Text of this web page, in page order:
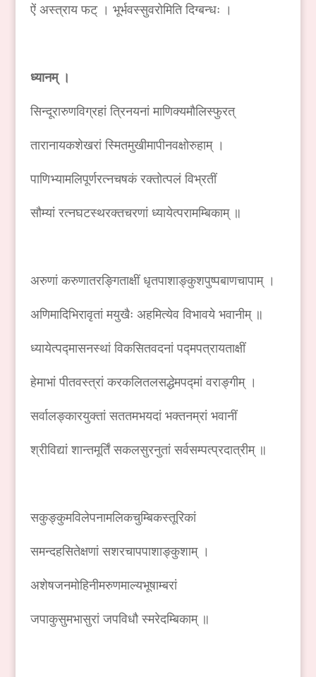
ऐं अस्त्राय फट् । भूर्भवस्सुवरोमिति दिग्बन्धः ।
ध्यानम् ।
सिन्दूरारुणविग्रहां त्रिनयनां माणिक्यमौलिस्फुरत्
तारानायकशेखरां स्मितमुखीमापीनवक्षोरुहाम् ।
पाणिभ्यामलिपूर्णरत्नचषकं रक्तोत्पलं विभ्रतीं
सौम्यां रत्नघटस्थरक्तचरणां ध्यायेत्परामम्बिकाम् ॥
अरुणां करुणातरङ्गिताक्षीं धृतपाशाङ्कुशपुष्पबाणचापाम् ।
अणिमादिभिरावृतां मयुखैः अहमित्येव विभावये भवानीम् ॥
ध्यायेत्पद्मासनस्थां विकसितवदनां पद्मपत्रायताक्षीं
हेमाभां पीतवस्त्रां करकलितलसद्धेमपद्मां वराङ्गीम् ।
सर्वालङ्कारयुक्तां सततमभयदां भक्तनम्रां भवानीं
श्रीविद्यां शान्तमूर्तिं सकलसुरनुतां सर्वसम्पत्प्रदात्रीम् ॥
सकुङ्कुमविलेपनामलिकचुम्बिकस्तूरिकां
समन्दहसितेक्षणां सशरचापपाशाङ्कुशाम् ।
अशेषजनमोहिनीमरुणमाल्यभूषाम्बरां
जपाकुसुमभासुरां जपविधौ स्मरेदम्बिकाम् ॥